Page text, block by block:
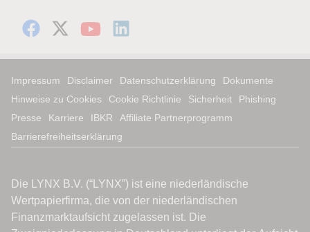
Impressum Disclaimer Datenschutzerklärung
Dokumente
Hinweise zu Cookies
Cookie Richtlinie Sicherheit
Phishing
Presse
Karriere IBKR
Affiliate Partnerprogramm
Barrierefreiheitserklärung